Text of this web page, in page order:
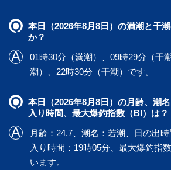
本日（2026年8月8日）の満潮と干
か？
01時30分（満潮）、09時29分（干
潮）、22時30分（干潮）です。
本日（2026年8月8日）の月齢、潮
入り時間、最大爆釣指数（BI）は？
月齢：24.7、潮名：若潮、日の出
入り時間：19時05分、最大爆釣指
います。